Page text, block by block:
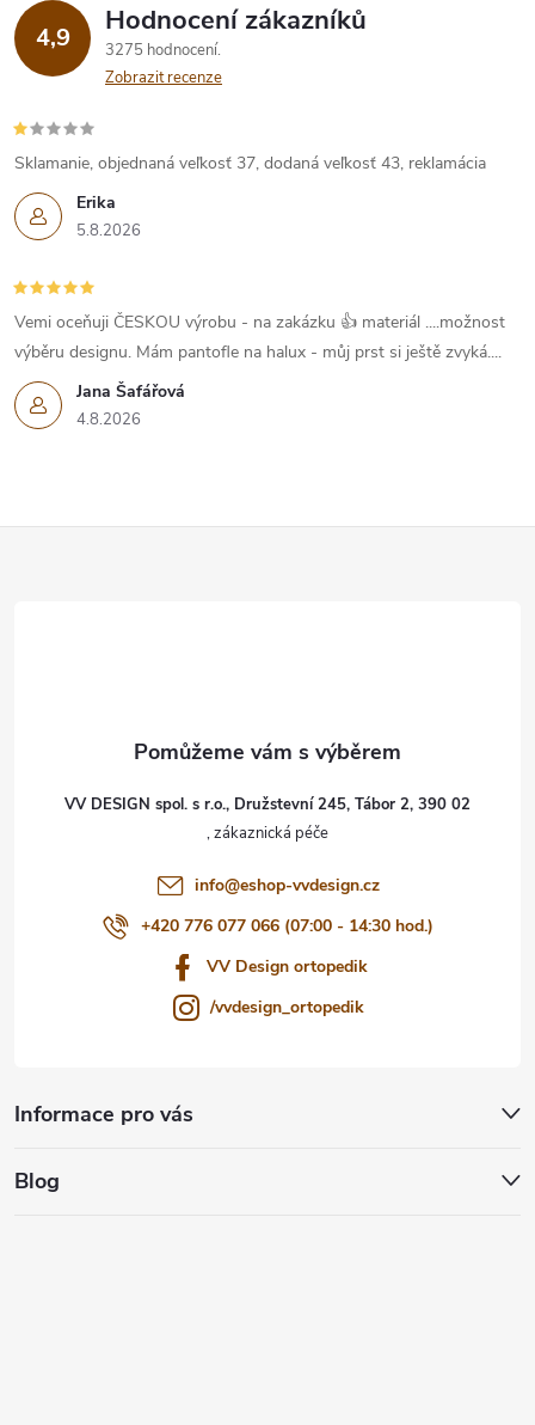
4,9 Hodnocení zákazníků
3275 hodnocení
Zobrazit recenze
Erika
5.8.2026
Sklamanie, objednaná veľkosť 37, dodaná veľkosť 43, reklamácia
Jana Šafářová
4.8.2026
Vemi oceňuji ČESKOU výrobu - na zakázku 👍 materiál ....možnost
výběru designu. Mám pantofle na halux - můj prst si ještě zvyká....
VV DESIGN spol. s r.o., Družstevní 245, Tábor 2, 390 02
info@eshop-vvdesign.cz
+420 776 077 066 (07:00 - 14:30 hod.)
VV Design ortopedik
/vvdesign_ortopedik
Informace pro vás
Blog